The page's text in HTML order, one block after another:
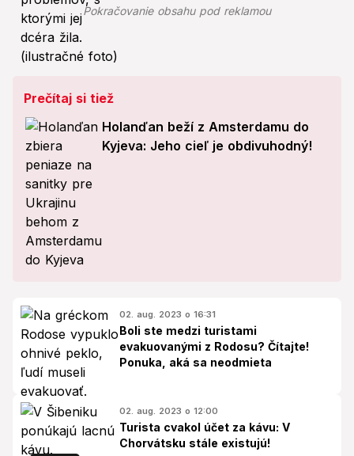
Pokračovanie obsahu pod reklamou
Prečítaj si tiež
Holanďan beží z Amsterdamu do
Kyjeva: Jeho cieľ je obdivuhodný!
02. aug. 2023 o 16:31
Boli ste medzi turistami
evakuovanými z Rodosu? Čítajte!
Ponuka, aká sa neodmieta
02. aug. 2023 o 12:00
Turista cvakol účet za kávu: V
Chorvátsku stále existujú!